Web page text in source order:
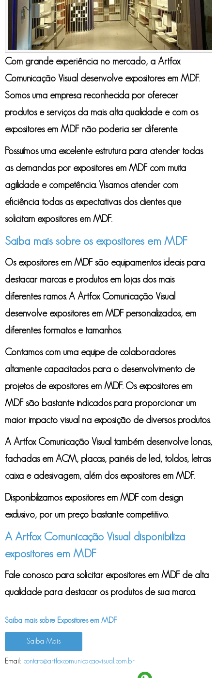
Com grande experiência no mercado, a Artfox
Comunicação Visual desenvolve expositores em MDF.
Somos uma empresa reconhecida por oferecer
produtos e serviços da mais alta qualidade e com os
expositores em MDFnão poderia ser diferente.
Possuímos uma excelente estrutura para atender todas
as demandas por expositores em MDFcom muita
agilidade e competência. Visamos atender com
eficiência todas as expectativas dos clientes que
solicitam expositores em MDF.
Saiba mais sobre os expositores em MDF
Os expositores em MDFsão equipamentos ideais para
destacar marcas e produtos em lojas dos mais
diferentes ramos. A Artfox Comunicação Visual
desenvolve expositores em MDFpersonalizados, em
diferentes formatos e tamanhos.
Contamos com uma equipe de colaboradores
altamente capacitados para o desenvolvimento de
projetos de expositores em MDF. Os expositores em
MDFsão bastante indicados para proporcionar um
maior impacto visual na exposição de diversos produtos.
A Artfox Comunicação Visual também desenvolve lonas,
fachadas em ACM, placas, painéis de led, toldos, letras
caixa e adesivagem, além dos expositores em MDF.
Disponibilizamos expositores em MDFcom design
exclusivo, por um preço bastante competitivo.
A Artfox Comunicação Visual disponibiliza
expositores em MDF
Fale conosco para solicitar expositores em MDFde alta
qualidade para destacar os produtos de sua marca.
Saiba mais sobre Expositores em MDF
Saiba Mais
Email: contato@artfoxcomunicacaovisual.com.br